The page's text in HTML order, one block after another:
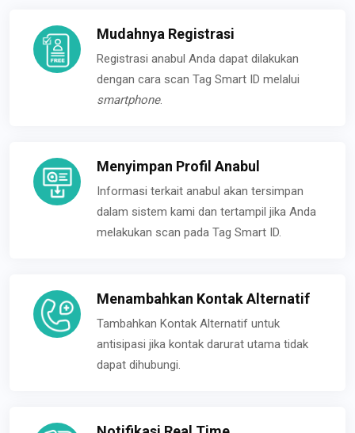
Mudahnya Registrasi
Registrasi anabul Anda dapat dilakukan
dengan cara scan Tag Smart ID melalui
smartphone.
Menyimpan Profil Anabul
Informasi terkait anabul akan tersimpan
dalam sistem kami dan tertampil jika Anda
melakukan scan pada Tag Smart ID.
Menambahkan Kontak Alternatif
Tambahkan Kontak Alternatif untuk
antisipasi jika kontak darurat utama tidak
dapat dihubungi.